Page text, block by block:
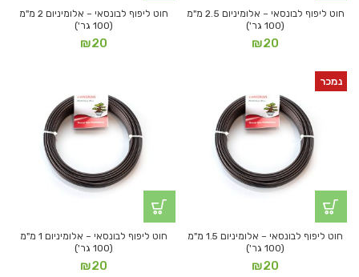
חוט ליפוף לבונסאי – אלומיניום 2.5 מ"מ
(100 גר')
₪20
חוט ליפוף לבונסאי – אלומיניום 2 מ"מ
(100 גר')
₪20
נמכר
חוט ליפוף לבונסאי – אלומיניום 1.5 מ"מ
(100 גר')
₪20
חוט ליפוף לבונסאי – אלומיניום 1 מ"מ
(100 גר')
₪20